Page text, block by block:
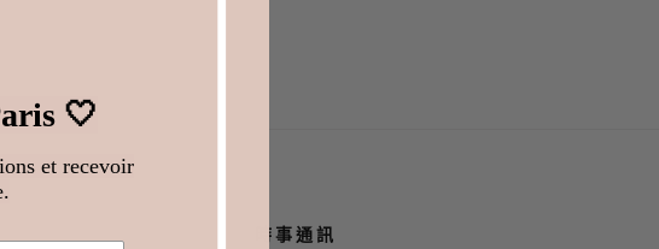
時事通訊
🤍
et recevoir